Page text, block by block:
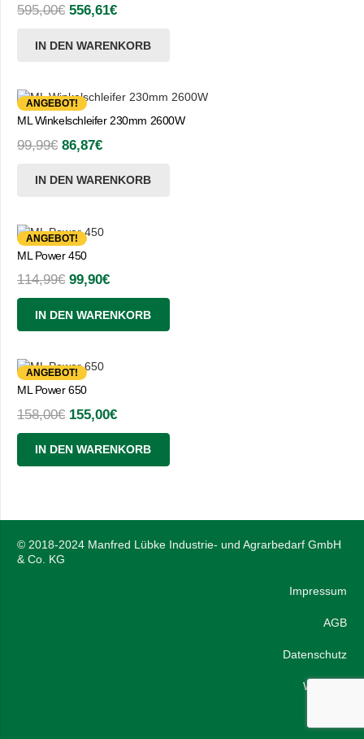
595,00€ Ursprünglicher
war:
556,61€Aktueller
ist:
IN DEN WARENKORB
ANGEBOT!
ML Winkelschleifer 230mm 2600W
99,99€ Ursprünglicher
war:
86,87€Aktueller
ist:
IN DEN WARENKORB
ANGEBOT!
ML Power 450
114,99€ Ursprünglicher
Preis
war:
114,99€
99,90€Aktueller
Preis
ist:
99,90€.
IN DEN WARENKORB
ANGEBOT!
ML Power 650
158,00€ Ursprünglicher
Preis
war:
158,00€
155,00€Aktueller
Preis
ist:
155,00€.
IN DEN WARENKORB
© 2018-2024 Manfred Lübke Industrie- und Agrarbedarf GmbH
& Co. KG
Impressum
AGB
Datenschutz
Widerruf